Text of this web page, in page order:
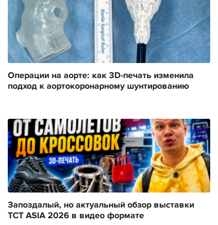
Операции на аорте: как 3D-печать изменила
подход к аортокоронарному шунтированию
Запоздалый, но актуальный обзор выставки
TCT ASIA 2026 в видео формате